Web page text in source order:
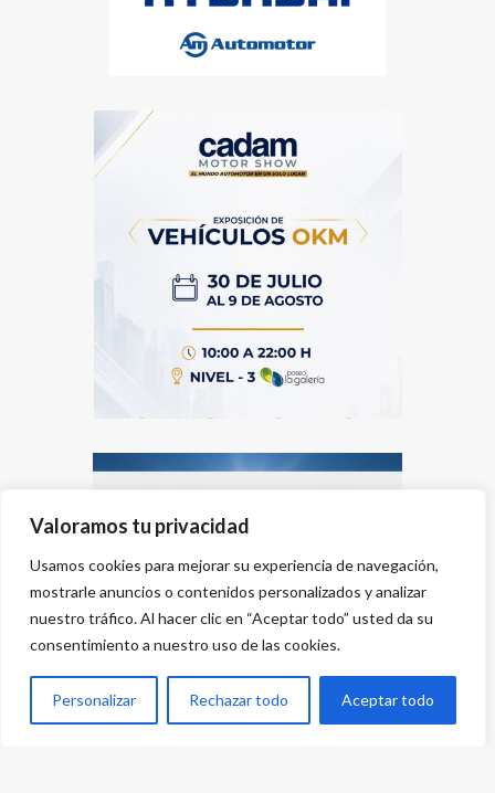
Valoramos tu privacidad
Usamos cookies para mejorar su experiencia de navegación,
mostrarle anuncios o contenidos personalizados y analizar
nuestro tráfico. Al hacer clic en “Aceptar todo” usted da su
consentimiento a nuestro uso de las cookies.
Personalizar Rechazar todo Aceptar todo